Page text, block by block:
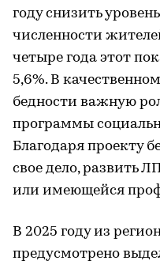
году снизить
численности
четыре года этот
5,6%. В
бедности важную
программы
Благодаря проекту
свое дело, развить
или имеющейся
В 2025 году из
предусмотрено